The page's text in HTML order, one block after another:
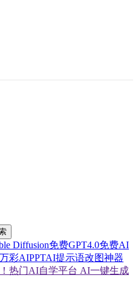
Diffusion免费GPT4.0免费AI
万彩AIPPTAI提示语改图神器
热门AI自学平台 AI一键生成